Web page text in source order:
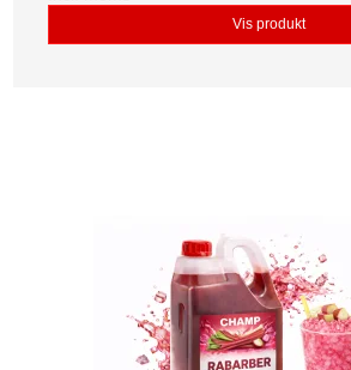
Vis produkt